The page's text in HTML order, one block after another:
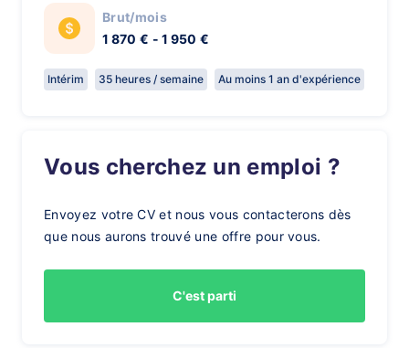
Brut/mois
1 870 € - 1 950 €
Intérim 35 heures / semaine Au moins 1 an d'expérience
Vous cherchez un emploi ?
Envoyez votre CV et nous vous contacterons dès
que nous aurons trouvé une offre pour vous.
C'est parti